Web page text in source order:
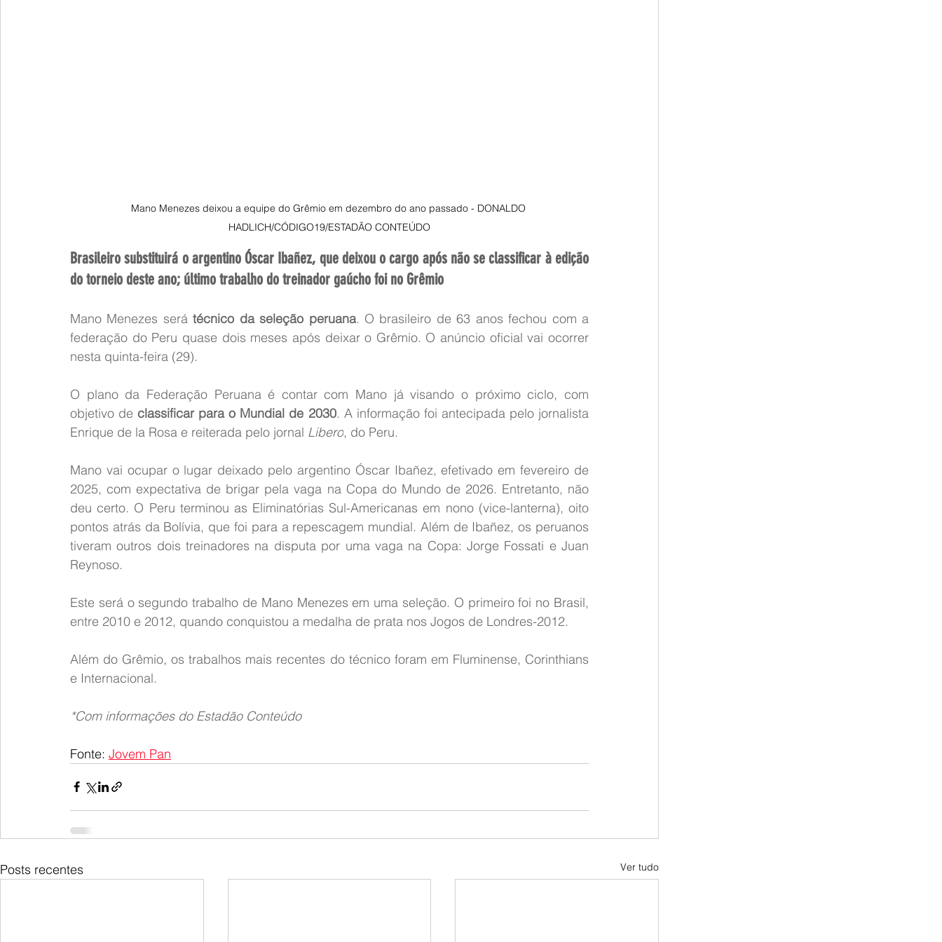
Mano Menezes deixou a equipe do Grêmio em dezembro do ano passado - DONALDO
HADLICH/CÓDIGO19/ESTADÃO CONTEÚDO
Brasileiro substituirá o argentino Óscar Ibañez, que deixou o cargo após não se classificar à edição
do torneio deste ano; último trabalho do treinador gaúcho foi no Grêmio
Mano Menezes será técnico da seleção peruana. O brasileiro de 63 anos fechou com a
federação do Peru quase dois meses após deixar o Grêmio. O anúncio oficial vai ocorrer
nesta quinta-feira (29).
O plano da Federação Peruana é contar com Mano já visando o próximo ciclo, com
objetivo de classificar para o Mundial de 2030. A informação foi antecipada pelo jornalista
Enrique de la Rosa e reiterada pelo jornal Libero, do Peru.
Mano vai ocupar o lugar deixado pelo argentino Óscar Ibañez, efetivado em fevereiro de
2025, com expectativa de brigar pela vaga na Copa do Mundo de 2026. Entretanto, não
deu certo. O Peru terminou as Eliminatórias Sul-Americanas em nono (vice-lanterna), oito
pontos atrás da Bolívia, que foi para a repescagem mundial. Além de Ibañez, os peruanos
tiveram outros dois treinadores na disputa por uma vaga na Copa: Jorge Fossati e Juan
Reynoso.
Este será o segundo trabalho de Mano Menezes em uma seleção. O primeiro foi no Brasil,
entre 2010 e 2012, quando conquistou a medalha de prata nos Jogos de Londres-2012.
Além do Grêmio, os trabalhos mais recentes do técnico foram em Fluminense, Corinthians
e Internacional.
*Com informações do Estadão Conteúdo
Fonte: Jovem Pan
Posts recentes Ver tudo